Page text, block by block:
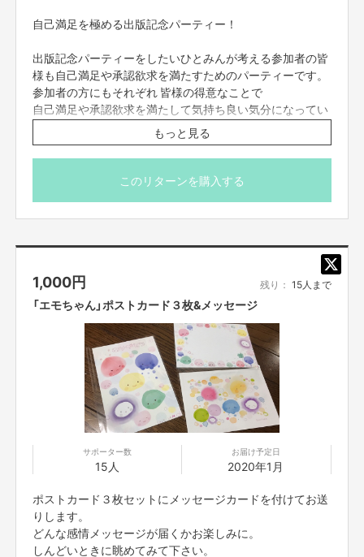
本当の気持ちを伝える大切さ、、
相手の気持ちを考える大切さ、、
そして自分の気持ちも他人の気持ちも尊重し
不必要な争いをなくし心豊かな生き方を選択すること。
みんなが自分も目の前の人も大切にできたら、、そんな人が増えたら、、き
絵本「エモちゃん」は そのツールの一つに必ずなると信じてます。
------♡エモちゃんず さっちゃん紹介♡-----
控えめで引っ込み思案で前に出るのが苦手な「さっちゃん」が作画を担当し
ています。
挑戦なんて不安で不安で仕方がない。だけど私とエモちゃんの物語を広めた
い！と 絵本作家になる事を決意しました。
本当に控えめだけれど芯のあるさっちゃん
彼女の応援も是非よろしくお願いします。
自己満足を極める出版記念パーティー！
出版記念パーティーをしたいひとみんが考える参加者の皆
様も自己満足や承認欲求を満たすためのパーティーです。
参加者の方にもそれぞれ 皆様の得意なことで
自己満足や承認欲求を満たして気持ち良い気分になってい
ただきたい！
参加条件
エモちゃん絵本プロジェクトを心から応援して下さる方な
☑︎司会進行をしたい
・演奏
・ダンス
・漫才
・トークショー
・ファッションショーをしたい
・大道芸 その他 どんなことでも
・盛り上がるゲームを提供したい！
☑︎お料理を提供したい
☑︎お菓子やケーキを提供したい
☑︎カメラマンしたい
☑︎フリーで会場サポートしたい
☑︎パーティーの様子を映像にまとめたい
☑︎ただただ見るだけの盛り上げオーディエンスをしたい
☑︎お運びさんで接客など最高のおもてなしがしたい
☑︎お菓子
もっと見る
このリターンを購入する
1,000円 残り： 15人まで
「エモちゃん」ポストカード３枚&メッセージ
サポーター数
15人
お届け予定日
2020年1月
ポストカード３枚セットにメッセージカードを付けてお送
りします。
どんな感情メッセージが届くかお楽しみに。
しんどいときに眺めてみて下さい。